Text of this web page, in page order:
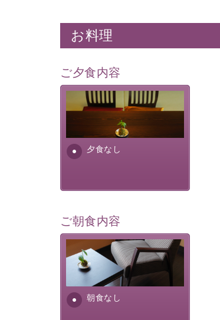
お料理
ご夕食内容
夕食なし
夕食なしご夕食を追加される
場合は、二食付きのプランを
お選びくださいませ。
ご朝食内容
朝食なし
朝食なし。ご朝食を付ける場
合は朝食付きのプランをお選
びくださいませ。